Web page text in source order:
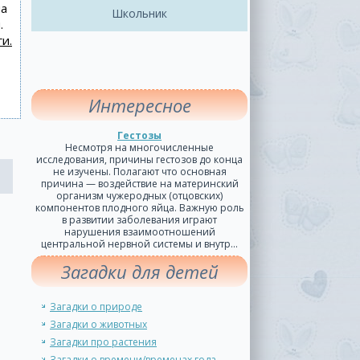
Школьник
Интересное
Гестозы
Несмотря на многочисленные
исследования, причины гестозов до конца
не изучены. Полагают что основная
причина — воздействие на материнский
организм чужеродных (отцовских)
компонентов плодного яйца. Важную роль
в развитии заболевания играют
нарушения взаимоотношений
центральной нервной системы и внутр...
Загадки для детей
Загадки о природе
Загадки о животных
Загадки про растения